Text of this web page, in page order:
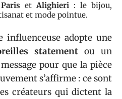
etAlighieri : le bijou,
et mode pointue.
influenceuse adopte une
statement ou un
pour que la pièce
s’affirme : ce sont
créateurs qui dictent la